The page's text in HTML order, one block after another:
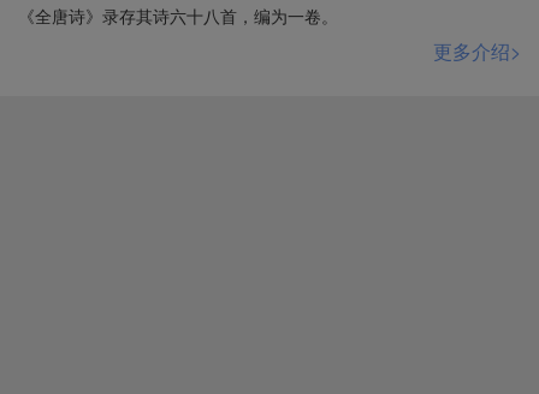
《全唐诗》录存其诗六十八首，编为一卷。
更多介绍>